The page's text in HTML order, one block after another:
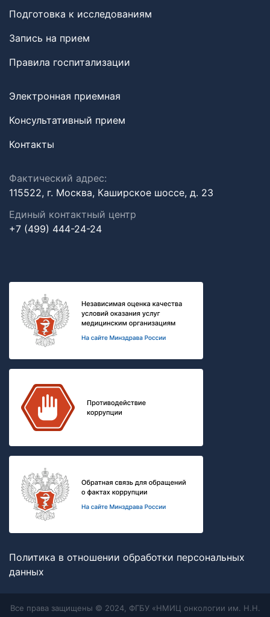
Подготовка к исследованиям
Запись на прием
Правила госпитализации
Электронная приемная
Консультативный прием
Контакты
Фактический адрес:
115522, г. Москва, Каширское шоссе, д. 23
Единый контактный центр
+7 (499) 444-24-24
Политика в отношении обработки персональных
данных
Все права защищены © 2024, ФГБУ «НМИЦ онкологии им. Н.Н.